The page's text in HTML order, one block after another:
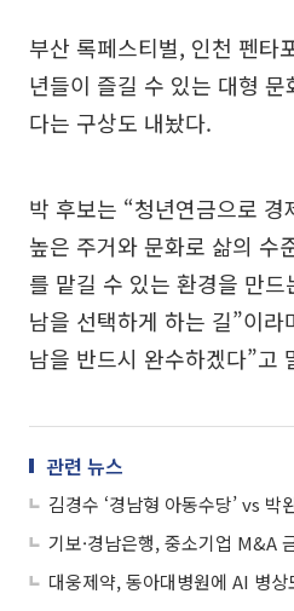
부산 록페스티벌, 인천 펜타
년들이 즐길 수 있는 대형
다는 구상도 내놨다.
박 후보는 “청년연금으로
높은 주거와 문화로 삶의 수
를 맡길 수 있는 환경을 만
남을 선택하게 하는 길”이라
남을 반드시 완수하겠다”고
관련 뉴스
대웅제약, 동아대병원에 AI 병